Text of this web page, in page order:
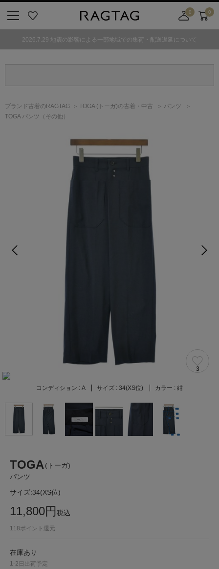
気
0
舗
カ
ト
0
2026.7.29 地震の影響による一部地域での集荷・配送遅延について
ブランド古着のRAGTAG TOGA (トーガ)の古着・中古
パンツ
TOGA パンツ（その他）
3
コンディション : A サイズ : 34(XS位) カラー : 紺
TOGA (トーガ)
パンツ
サイズ:34(XS位)
11,800円税込
118ポイント還元
在庫あり
1-2日出荷予定